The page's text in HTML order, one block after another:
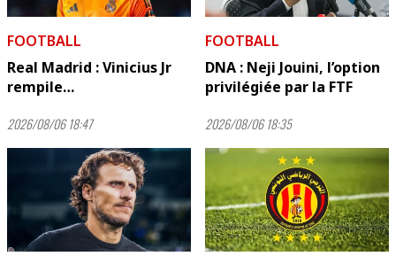
FOOTBALL
Real Madrid : Vinicius Jr
rempile…
2026/08/06 18:47
FOOTBALL
DNA : Neji Jouini, l’option
privilégiée par la FTF
2026/08/06 18:35